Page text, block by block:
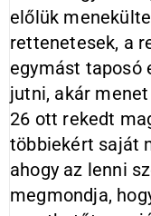
előlük
rettenetesek, a
egymást taposó
jutni, akár
26 ott rekedt
többiekért saját
ahogy az lenni
megmondja,